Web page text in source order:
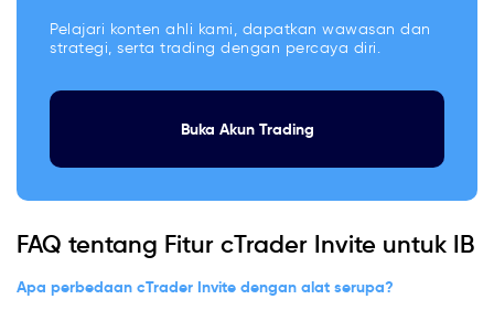
Pelajari konten ahli kami, dapatkan wawasan dan
strategi, serta trading dengan percaya diri.
Buka Akun Trading
FAQ tentang Fitur cTrader Invite untuk IB
Apa perbedaan cTrader Invite dengan alat serupa?